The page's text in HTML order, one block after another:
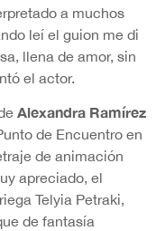
a muchos
leí el guion me di
llena de amor, sin
el actor.
Alexandra Ramírez
de Encuentro en
de animación
apreciado, el
Telyia Petraki,
de fantasía